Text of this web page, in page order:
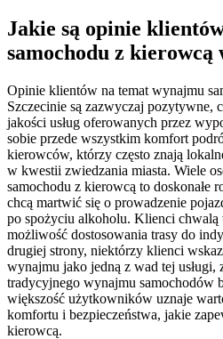
Jakie są opinie
samochodu z kierowcą
Opinie klientów na temat wynajmu
Szczecinie są zazwyczaj pozytywne,
jakości usług oferowanych przez
sobie przede wszystkim komfort
kierowców, którzy często znają
w kwestii zwiedzania miasta. Wiele
samochodu z kierowcą to doskonałe
chcą martwić się o prowadzenie
po spożyciu alkoholu. Klienci chwalą
możliwość dostosowania trasy do
drugiej strony, niektórzy klienci
wynajmu jako jedną z wad tej usługi,
tradycyjnego wynajmu samochodów
większość użytkowników uznaje
komfortu i bezpieczeństwa, jakie
kierowcą.